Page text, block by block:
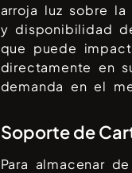
arroja luz sobre
y disponibilidad
que puede
directamente en
demanda en el
Soporte de
Para almacenar